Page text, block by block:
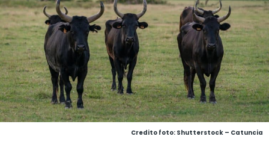
Credito foto: Shutterstock – Catuncia